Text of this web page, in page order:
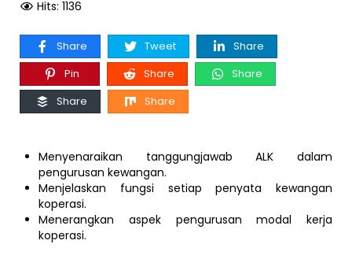
Hits: 1136
Share Tweet
Share
Pin
Share
Share
Share
Share
Menyenaraikan tanggungjawab ALK dalam
pengurusan kewangan.
Menjelaskan fungsi setiap penyata kewangan
koperasi.
Menerangkan aspek pengurusan modal kerja
koperasi.